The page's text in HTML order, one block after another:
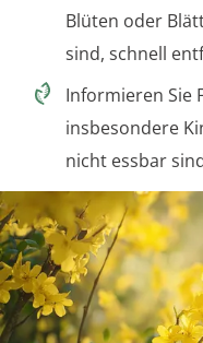
Blüten oder
sind, schnell
Informieren Sie
insbesondere
nicht essbar